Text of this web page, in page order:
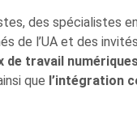
des spécialistes
de l’UA et des
de travail
que l’intégration